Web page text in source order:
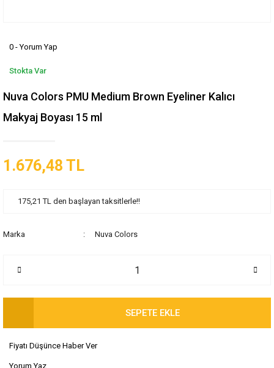
0 - Yorum Yap
Stokta Var
Nuva Colors PMU Medium Brown Eyeliner Kalıcı
Makyaj Boyası 15 ml
1.676,48 TL
175,21 TL den başlayan taksitlerle!!
Marka Nuva Colors
SEPETE EKLE
Fiyatı Düşünce Haber Ver
Yorum Yaz